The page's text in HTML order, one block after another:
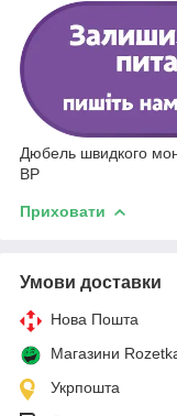
Дюбель швидкого
BP
Приховати
Умови доставки
Нова Пошта
Магазини
Укрпошта